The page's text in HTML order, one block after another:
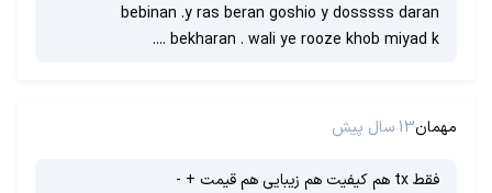
bebinan .y ras beran goshio y dosssss daran
bekharan . wali ye rooze khob miyad k ....
مهمان13 سال پیش
فقط tx هم کیفیت هم زیبایی هم قیمت + -